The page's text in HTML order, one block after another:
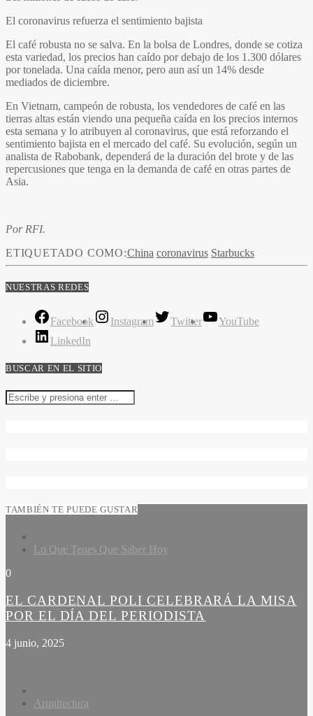
El coronavirus refuerza el sentimiento bajista
El café robusta no se salva. En la bolsa de Londres, donde se cotiza
esta variedad, los precios han caído por debajo de los 1.300 dólares
por tonelada. Una caída menor, pero aun así un 14% desde
mediados de diciembre.
En Vietnam, campeón de robusta, los vendedores de café en las
tierras altas están viendo una pequeña caída en los precios internos
esta semana y lo atribuyen al coronavirus, que está reforzando el
sentimiento bajista en el mercado del café. Su evolución, según un
analista de Rabobank, dependerá de la duración del brote y de las
repercusiones que tenga en la demanda de café en otras partes de
Asia.
Por RFI.
ETIQUETADO COMO:China coronavirus Starbucks
NUESTRAS REDES
Facebook Instagram Twitter
YouTube
LinkedIn
BUSCAR EN EL SITIO
TAMBIÉN TE PUEDE GUSTAR
Lo Que Tenes Que Saber Hoy
0
EL CARDENAL POLI CELEBRARÁ LA MISA
POR EL DÍA DEL PERIODISTA
4 junio, 2025
Arquitectura